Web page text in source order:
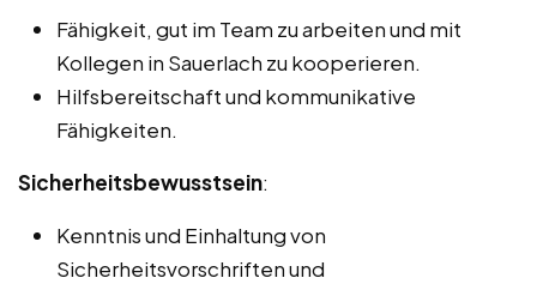
Fähigkeit, gut im Team zu arbeiten und mit
Kollegen in Sauerlach zu kooperieren.
Hilfsbereitschaft und kommunikative
Fähigkeiten.
Sicherheitsbewusstsein:
Kenntnis und Einhaltung von
Sicherheitsvorschriften und